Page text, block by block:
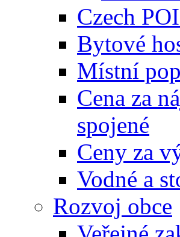
Czech
Bytové
Místní
Cena za
spojené
Ceny za
Vodné a
Rozvoj obce